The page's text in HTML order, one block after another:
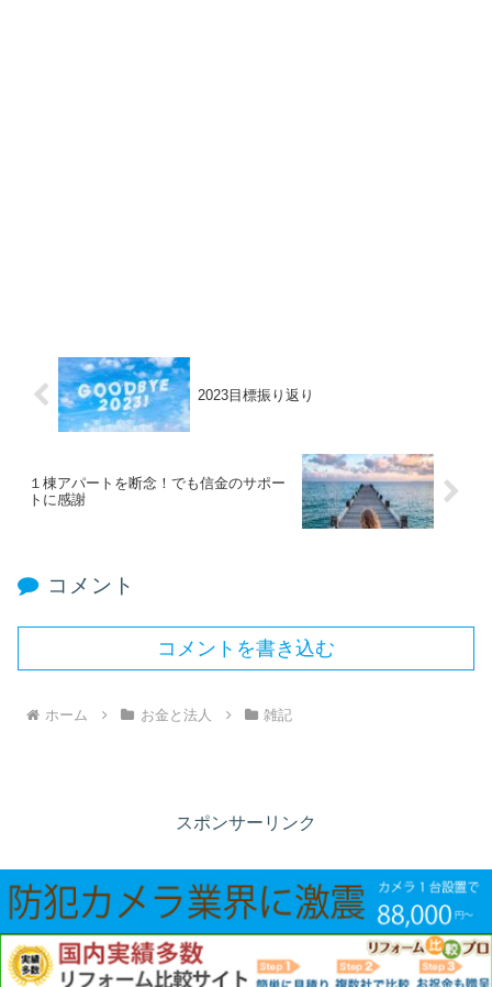
2023目標振り返り
１棟アパートを断念！でも信金のサポー
トに感謝
コメント
コメントを書き込む
ホーム お金と法人 雑記
スポンサーリンク